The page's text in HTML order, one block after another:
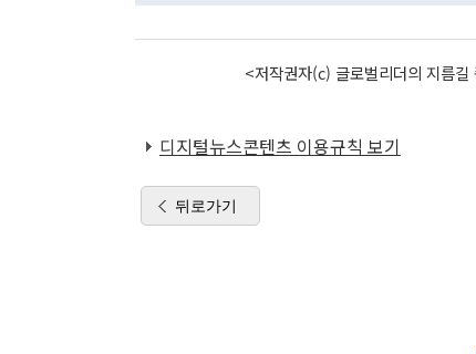
<저작권자(c) 글로벌리더의 지름
디지털뉴스콘텐츠 이용규칙 보기
뒤로가기